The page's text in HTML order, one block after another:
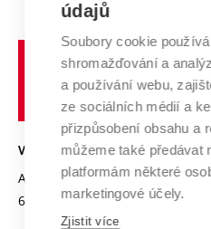
E-přihláška
Systém zajišťování kvality
Výzkumné infrastruktury
Transfer znalostí
Open Science
Projekty
Projekty ze strukturálních fondů
Specifický výzkum
Zahraniční spolupráce
Spolupráce se školami
Služby univerzity
Mezinárodní dohody
Univerzitní sítě
Profil univerzity
Udržitelná univerzita
Podnikavá univerzita /
Bezpečná univerzita
Vyznamenání
Organizační struktura
VYSOKÉ UČENÍ TECHNICKÉ V
Antonínská 548/1
602 00 Brno
údajů
Soubory cookie
shromažďování a
a používání webu,
ze sociálních médií a
přizpůsobení obsahu a
můžeme také předávat
platformám některé
marketingové účely.
Zjistit více